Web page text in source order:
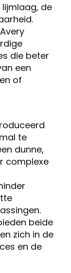
de
die beter
een
of
te
dunne,
complexe
beide
zich in de
en de